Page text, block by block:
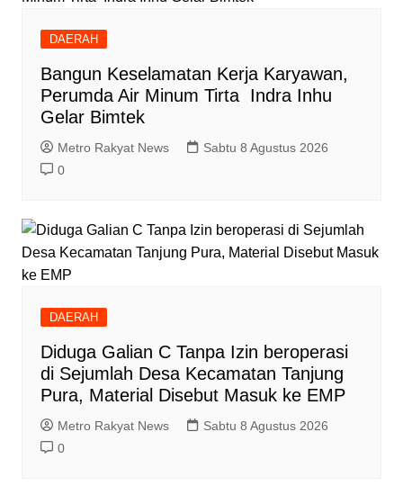
DAERAH
Bangun Keselamatan Kerja Karyawan,
Perumda Air Minum Tirta Indra Inhu
Gelar Bimtek
Metro Rakyat News
Sabtu 8 Agustus 2026
0
DAERAH
Diduga Galian C Tanpa Izin beroperasi
di Sejumlah Desa Kecamatan Tanjung
Pura, Material Disebut Masuk ke EMP
Metro Rakyat News
Sabtu 8 Agustus 2026
0